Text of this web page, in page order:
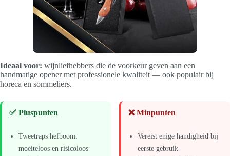
Ideaal voor: wijnliefhebbers die de voorkeur geven aan een
handmatige opener met professionele kwaliteit — ook populair bij
horeca en sommeliers.
✅ Pluspunten
Tweetraps hefboom:
moeiteloos en risicoloos
❌ Minpunten
Vereist enige handigheid bij
eerste gebruik